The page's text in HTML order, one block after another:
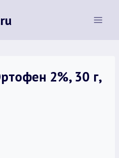
2%, 30 г,